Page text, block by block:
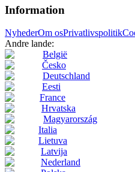
Information
NyhederOm osPrivatlivspolitik
Andre lande:
België
Česko
Deutschland
Eesti
France
Hrvatska
Magyarország
Italia
Lietuva
Latvija
Nederland